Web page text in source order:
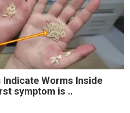
Worms Inside
symptom is ..